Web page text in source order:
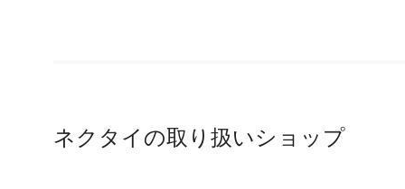
ネクタイの取り扱いショップ